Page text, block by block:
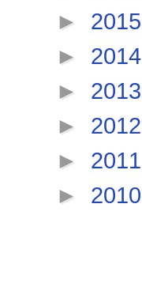
► 2015
► 2014
► 2013
► 2012
► 2011
► 2010